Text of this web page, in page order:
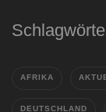
AFRIKA
DEUTSCHLAND